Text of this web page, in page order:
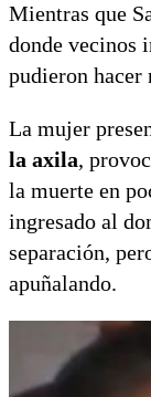
Mientras que
donde vecinos
pudieron hacer
La mujer
la axila,
la muerte en
ingresado al
separación,
apuñalando.